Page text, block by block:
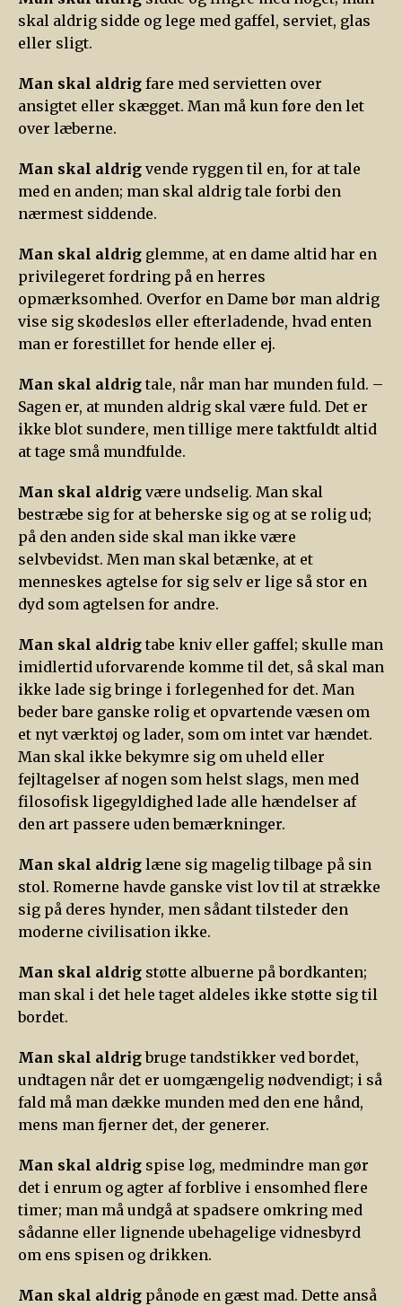
skal aldrig sidde og lege med gaffel, serviet, glas
eller sligt.
Man skal aldrig fare med servietten over
ansigtet eller skægget. Man må kun føre den let
over læberne.
Man skal aldrig vende ryggen til en, for at tale
med en anden; man skal aldrig tale forbi den
nærmest siddende.
Man skal aldrig glemme, at en dame altid har en
privilegeret fordring på en herres
opmærksomhed. Overfor en Dame bør man aldrig
vise sig skødesløs eller efterladende, hvad enten
man er forestillet for hende eller ej.
Man skal aldrig tale, når man har munden fuld. –
Sagen er, at munden aldrig skal være fuld. Det er
ikke blot sundere, men tillige mere taktfuldt altid
at tage små mundfulde.
Man skal aldrig være undselig. Man skal
bestræbe sig for at beherske sig og at se rolig ud;
på den anden side skal man ikke være
selvbevidst. Men man skal betænke, at et
menneskes agtelse for sig selv er lige så stor en
dyd som agtelsen for andre.
Man skal aldrig tabe kniv eller gaffel; skulle man
imidlertid uforvarende komme til det, så skal man
ikke lade sig bringe i forlegenhed for det. Man
beder bare ganske rolig et opvartende væsen om
et nyt værktøj og lader, som om intet var hændet.
Man skal ikke bekymre sig om uheld eller
fejltagelser af nogen som helst slags, men med
filosofisk ligegyldighed lade alle hændelser af
den art passere uden bemærkninger.
Man skal aldrig læne sig magelig tilbage på sin
stol. Romerne havde ganske vist lov til at strække
sig på deres hynder, men sådant tilsteder den
moderne civilisation ikke.
Man skal aldrig støtte albuerne på bordkanten;
man skal i det hele taget aldeles ikke støtte sig til
bordet.
Man skal aldrigbruge tandstikker ved bordet,
undtagen når det er uomgængelig nødvendigt; i så
fald må man dække munden med den ene hånd,
mens man fjerner det, der generer.
Man skal aldrig spise løg, medmindre man gør
det i enrum og agter af forblive i ensomhed flere
timer; man må undgå at spadsere omkring med
sådanne eller lignende ubehagelige vidnesbyrd
om ens spisen og drikken.
Man skal aldrig pånøde en gæst mad. Dette anså